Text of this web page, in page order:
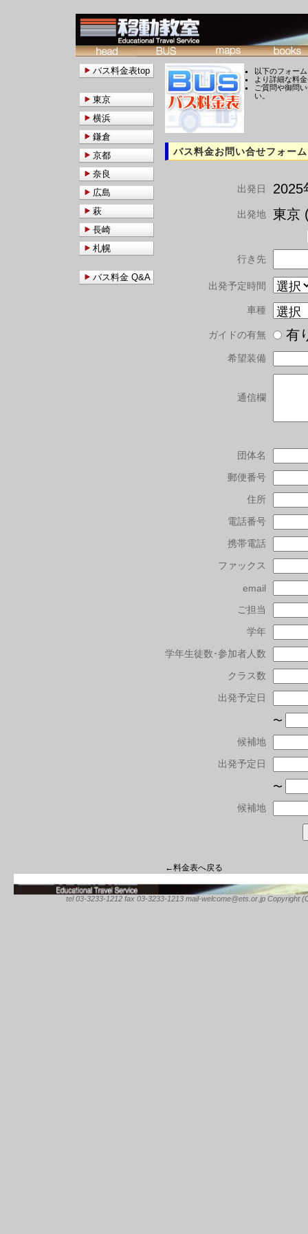
以下のフォー
より詳細な料
ご質問や御問
い。
バス料金お問い合せフォーム
出発日 2025
出発地 東京
行き先
出発予定時間
車種
ガイドの有無
希望装備
通信欄
団体名
郵便番号
住所
電話番号
携帯電話
ファックス
email
ご担当
学年
学年生徒数･参加者人数
クラス数
出発予定日
〜
候補地
出発予定日
〜
候補地
←料金表へ戻る
バス料金表top
東京
横浜
鎌倉
京都
奈良
広島
萩
長崎
札幌
バス料金 Q&A
tel 03-3233-1212 fax 03-3233-1213 mail-welcome@ets.or.jp Copyright